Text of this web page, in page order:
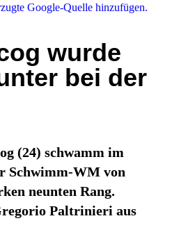
Google-Quelle hinzufügen.
wurde
bei der
(24) schwamm im
Schwimm-WM von
neunten Rang.
Paltrinieri aus